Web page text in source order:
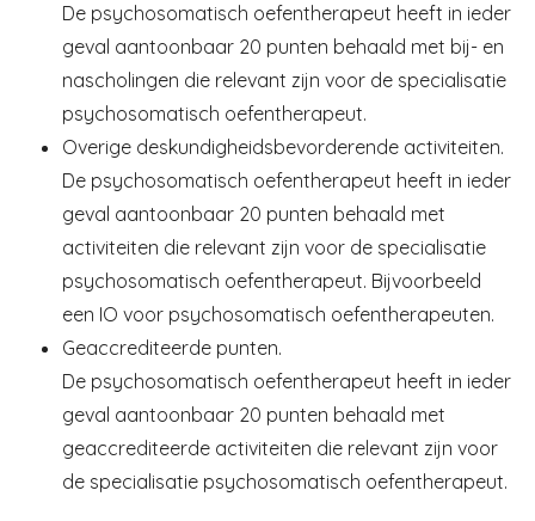
De psychosomatisch oefentherapeut heeft in ieder
geval aantoonbaar 20 punten behaald met bij- en
nascholingen die relevant zijn voor de specialisatie
psychosomatisch oefentherapeut.
Overige deskundigheidsbevorderende activiteiten.
De psychosomatisch oefentherapeut heeft in ieder
geval aantoonbaar 20 punten behaald met
activiteiten die relevant zijn voor de specialisatie
psychosomatisch oefentherapeut. Bijvoorbeeld
een IO voor psychosomatisch oefentherapeuten.
Geaccrediteerde punten.
De psychosomatisch oefentherapeut heeft in ieder
geval aantoonbaar 20 punten behaald met
geaccrediteerde activiteiten die relevant zijn voor
de specialisatie psychosomatisch oefentherapeut.